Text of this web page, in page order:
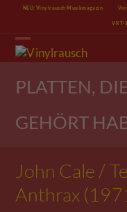
content
NEU: Vinylrausch Musikmagazin
VR T-
Open
mobile
menu
Close
mobile
menu
PLATTEN,
GEHÖRT
John Cale /
Anthrax